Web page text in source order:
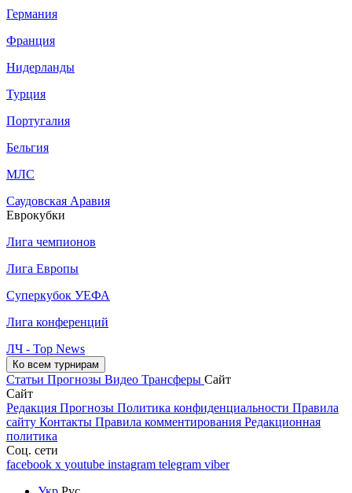
Германия
Франция
Нидерланды
Турция
Португалия
Бельгия
МЛС
Саудовская Аравия
Еврокубки
Лига чемпионов
Лига Европы
Суперкубок УЕФА
Лига конференций
ЛЧ - Top News
Ко всем турнирам
Статьи Прогнозы Видео Трансферы Сайт
Сайт
Редакция Прогнозы Политика конфиденциальности Правила
сайту Контакты Правила комментирования Редакционная
политика
Соц. сети
facebook x youtube instagram telegram viber